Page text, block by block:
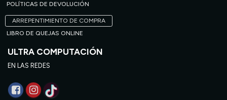
POLÍTICAS DE DEVOLUCIÓN
ARREPENTIMIENTO DE COMPRA
LIBRO DE QUEJAS ONLINE
ULTRA COMPUTACIÓN
EN LAS REDES